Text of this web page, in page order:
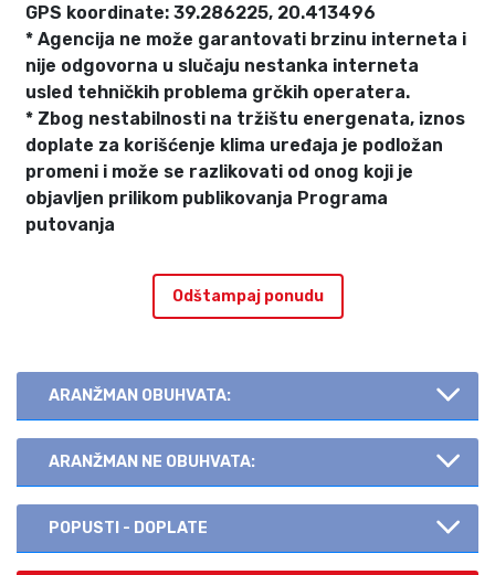
GPS koordinate: 39.286225, 20.413496
* Agencija ne može garantovati brzinu interneta i
nije odgovorna u slučaju nestanka interneta
usled tehničkih problema grčkih operatera.
* Zbog nestabilnosti na tržištu energenata, iznos
doplate za korišćenje klima uređaja je podložan
promeni i može se razlikovati od onog koji je
objavljen prilikom publikovanja Programa
putovanja
Odštampaj ponudu
ARANŽMAN OBUHVATA:
ARANŽMAN NE OBUHVATA:
POPUSTI - DOPLATE